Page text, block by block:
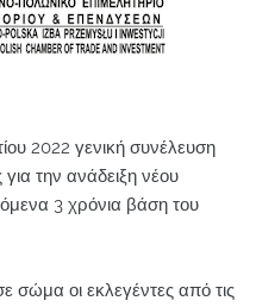
2022 γενική συνέλευση
για την ανάδειξη νέου
3 χρόνια βάση του
σώμα οι εκλεγέντες από τις